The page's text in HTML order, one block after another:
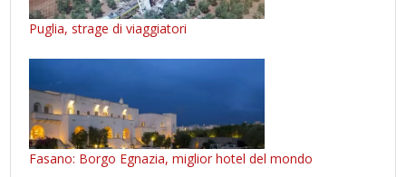
Puglia, strage di viaggiatori
Fasano: Borgo Egnazia, miglior hotel del mondo